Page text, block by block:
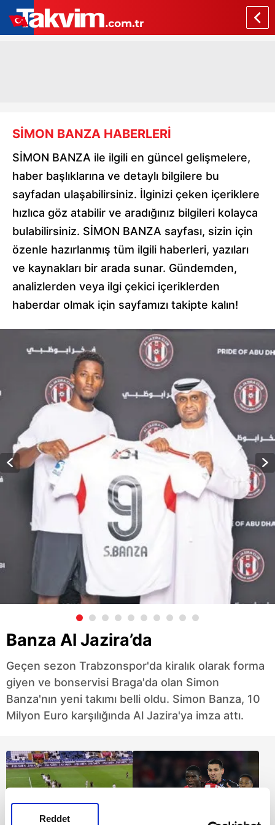
Reddet
SİMON BANZA HABERLERİ
SİMON BANZA ile ilgili en güncel gelişmelere,
haber başlıklarına ve detaylı bilgilere bu
sayfadan ulaşabilirsiniz. İlginizi çeken içeriklere
hızlıca göz atabilir ve aradığınız bilgileri kolayca
bulabilirsiniz. SİMON BANZA sayfası, sizin için
özenle hazırlanmış tüm ilgili haberleri, yazıları
ve kaynakları bir arada sunar. Gündemden,
analizlerden veya ilgi çekici içeriklerden
haberdar olmak için sayfamızı takipte kalın!
Banza Al Jazira’da
Geçen sezon Trabzonspor'da kiralık olarak forma
giyen ve bonservisi Braga'da olan Simon
Banza'nın yeni takımı belli oldu. Simon Banza, 10
Milyon Euro karşılığında Al Jazira'ya imza attı.